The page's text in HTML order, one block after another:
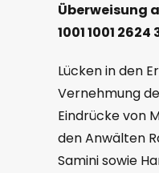
Überweisung
1001 1001 2624
Lücken in den
Vernehmung
Eindrücke von
den Anwälten
Samini sowie